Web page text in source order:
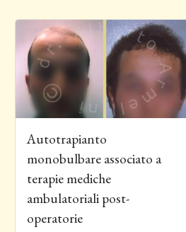
Autotrapianto
monobulbare associato a
terapie mediche
ambulatoriali post-
operatorie